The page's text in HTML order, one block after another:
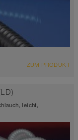
+
ZUM PRODUKT
leicht,